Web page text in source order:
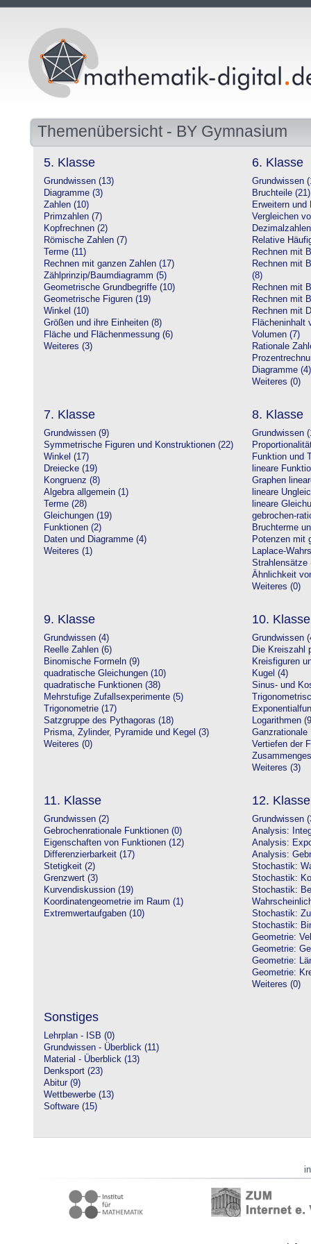
Themenübersicht - BY Gymnasium
5. Klasse
Grundwissen (13)
Diagramme (3)
Zahlen (10)
Primzahlen (7)
Kopfrechnen (2)
Römische Zahlen (7)
Terme (11)
Rechnen mit ganzen Zahlen (17)
Zählprinzip/Baumdiagramm (5)
Geometrische Grundbegriffe (10)
Geometrische Figuren (19)
Winkel (10)
Größen und ihre Einheiten (8)
Fläche und Flächenmessung (6)
Weiteres (3)
6. Klasse
Grundwissen
Bruchteile (21)
Erweitern und
Vergleichen
Relative
Rechnen mit
Rechnen mit
(8)
Rechnen mit
Rechnen mit
Rechnen mit
Flächeninhalt
Volumen (7)
Rationale
Diagramme (4)
Weiteres (0)
7. Klasse
Grundwissen (9)
Symmetrische Figuren und Konstruktionen (22)
Winkel (17)
Dreiecke (19)
Kongruenz (8)
Algebra allgemein (1)
Terme (28)
Gleichungen (19)
Funktionen (2)
Daten und Diagramme (4)
Weiteres (1)
8. Klasse
Grundwissen
Funktion und
lineare
Graphen
lineare
lineare
gebrochen-
Bruchterme
Potenzen mit
Laplace-
Strahlensätze
Ähnlichkeit
Weiteres (0)
9. Klasse
Grundwissen (4)
Reelle Zahlen (6)
Binomische Formeln (9)
quadratische Gleichungen (10)
quadratische Funktionen (38)
Mehrstufige Zufallsexperimente (5)
Trigonometrie (17)
Satzgruppe des Pythagoras (18)
Prisma, Zylinder, Pyramide und Kegel (3)
Weiteres (0)
10. Klasse
Grundwissen
Die Kreiszahl
Kreisfiguren
Kugel (4)
Sinus- und
Logarithmen
Ganzrationale
Vertiefen der
Weiteres (3)
11. Klasse
Grundwissen (2)
Gebrochenrationale Funktionen (0)
Eigenschaften von Funktionen (12)
Differenzierbarkeit (17)
Stetigkeit (2)
Grenzwert (3)
Kurvendiskussion (19)
Koordinatengeometrie im Raum (1)
Extremwertaufgaben (10)
12. Klasse
Grundwissen
Analysis:
Analysis:
Analysis:
Stochastik:
Stochastik:
Stochastik:
Stochastik:
Stochastik:
Geometrie:
Geometrie:
Geometrie:
Geometrie:
Weiteres (0)
Sonstiges
Lehrplan - ISB (0)
Grundwissen - Überblick (11)
Material - Überblick (13)
Denksport (23)
Abitur (9)
Wettbewerbe (13)
Software (15)